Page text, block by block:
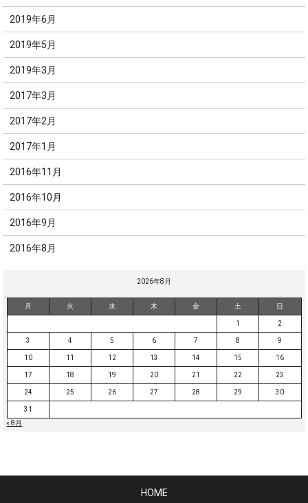
2019年6月
2019年5月
2019年3月
2017年3月
2017年2月
2017年1月
2016年11月
2016年10月
2016年9月
2016年8月
2026年8月
月 火 水 木 金 土 日
1 2
3 4 5 6 7 8 9
10 11 12 13 14 15 16
17 18 19 20 21 22 23
24 25 26 27 28 29 30
31
« 8月
HOME